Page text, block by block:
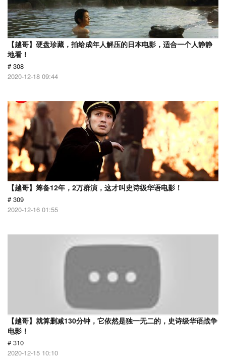
【越哥】硬盘珍藏，拍给成年人解压的日本电影，适合一个人静静
地看！
# 308
2020-12-18 09:44
【越哥】筹备12年，2万群演，这才叫史诗级华语电影！
# 309
2020-12-16 01:55
【越哥】就算删减130分钟，它依然是独一无二的，史诗级华语战争
电影！
# 310
2020-12-15 10:10